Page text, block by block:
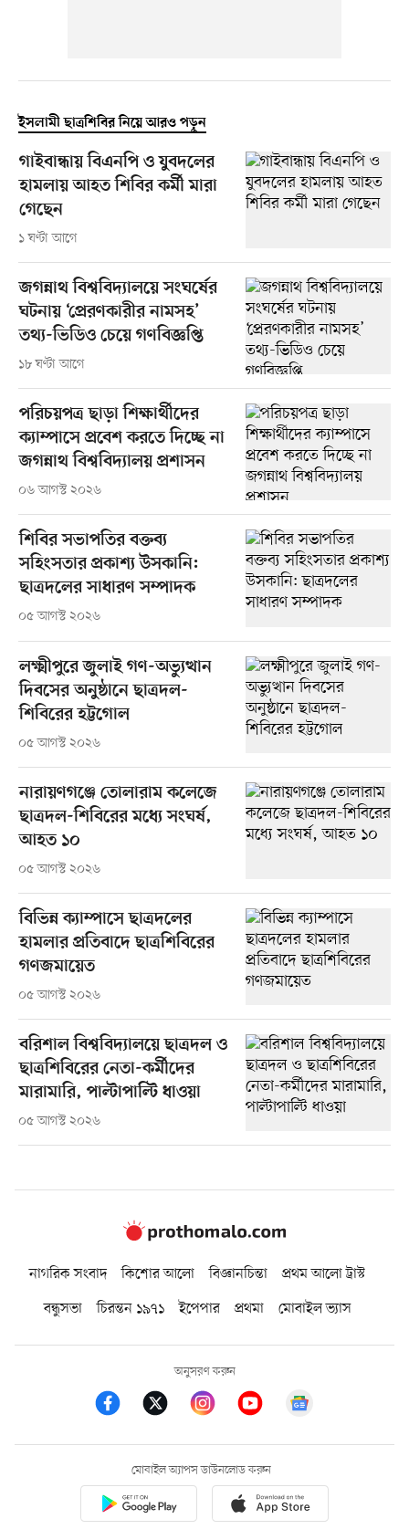
ইসলামী ছাত্রশিবির নিয়ে আরও পড়ুন
গাইবান্ধায় বিএনপি ও যুবদলের
হামলায় আহত শিবির কর্মী মারা
গেছেন
১ ঘণ্টা আগে
জগন্নাথ বিশ্ববিদ্যালয়ে সংঘর্ষের
ঘটনায় ‘প্রেরণকারীর নামসহ’
তথ্য-ভিডিও চেয়ে গণবিজ্ঞপ্তি
১৮ ঘণ্টা আগে
পরিচয়পত্র ছাড়া শিক্ষার্থীদের
ক্যাম্পাসে প্রবেশ করতে দিচ্ছে না
জগন্নাথ বিশ্ববিদ্যালয় প্রশাসন
০৬ আগস্ট ২০২৬
শিবির সভাপতির বক্তব্য
সহিংসতার প্রকাশ্য উসকানি:
ছাত্রদলের সাধারণ সম্পাদক
০৫ আগস্ট ২০২৬
লক্ষ্মীপুরে জুলাই গণ-অভ্যুত্থান
দিবসের অনুষ্ঠানে ছাত্রদল-
শিবিরের হট্টগোল
০৫ আগস্ট ২০২৬
নারায়ণগঞ্জে তোলারাম কলেজে
ছাত্রদল-শিবিরের মধ্যে সংঘর্ষ,
আহত ১০
০৫ আগস্ট ২০২৬
বিভিন্ন ক্যাম্পাসে ছাত্রদলের
হামলার প্রতিবাদে ছাত্রশিবিরের
গণজমায়েত
০৫ আগস্ট ২০২৬
বরিশাল বিশ্ববিদ্যালয়ে ছাত্রদল ও
ছাত্রশিবিরের নেতা-কর্মীদের
মারামারি, পাল্টাপাল্টি ধাওয়া
০৫ আগস্ট ২০২৬
নাগরিক সংবাদ কিশোর আলো বিজ্ঞানচিন্তা
প্রথম আলো ট্রাস্ট
বন্ধুসভা
চিরন্তন ১৯৭১ ইপেপার প্রথমা মোবাইল ভ্যাস
অনুসরণ করুন
মোবাইল অ্যাপস ডাউনলোড করুন